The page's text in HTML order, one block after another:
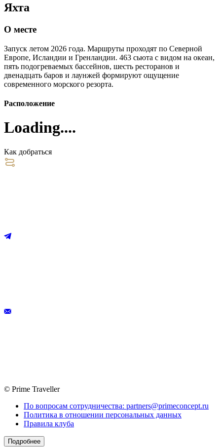
Яхта
О месте
Запуск летом 2026 года. Маршруты проходят по Северной
Европе, Исландии и Гренландии. 463 сьюта с видом на океан,
пять подогреваемых бассейнов, шесть ресторанов и
двенадцать баров и лаунжей формируют ощущение
современного морского резорта.
Расположение
Loading....
Как добраться
© Prime Traveller
По вопросам сотрудничества: partners@primeconcept.ru
Политика в отношении персональных данных
Правила клуба
Подробнее